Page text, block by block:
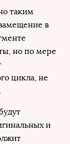
таким
в
но по мере
цикла, не
и